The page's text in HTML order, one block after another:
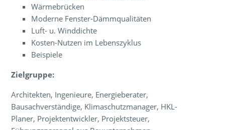
Wärmebrücken
Moderne Fenster-Dämmqualitäten
Luft- u. Winddichte
Kosten-Nutzen im Lebenszyklus
Beispiele
Zielgruppe:
Architekten, Ingenieure, Energieberater,
Bausachverständige, Klimaschutzmanager, HKL-
Planer, Projektentwickler, Projektsteuer,